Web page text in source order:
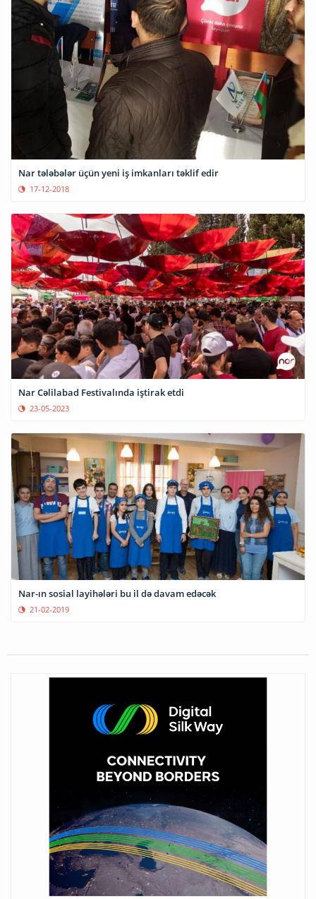
Nar tələbələr üçün yeni iş imkanları təklif edir
17-12-2018
Nar Cəlilabad Festivalında iştirak etdi
23-05-2023
Nar-ın sosial layihələri bu il də davam edəcək
21-02-2019